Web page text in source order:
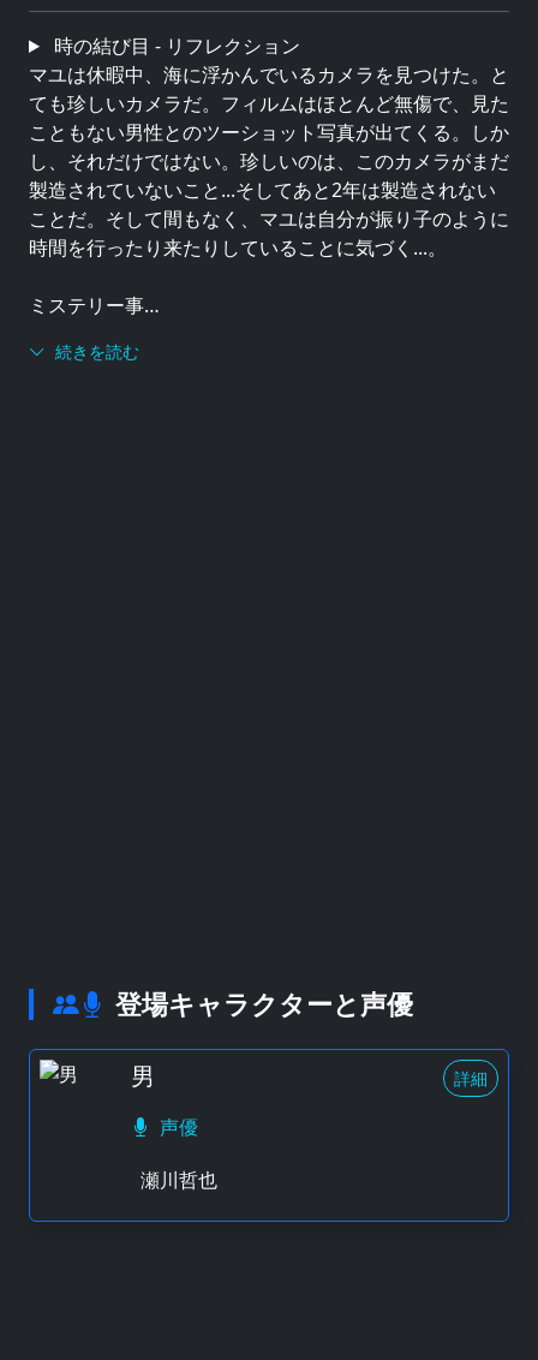
時の結び目 - リフレクション
マユは休暇中、海に浮かんでいるカメラを見つけた。と
ても珍しいカメラだ。フィルムはほとんど無傷で、見た
こともない男性とのツーショット写真が出てくる。しか
し、それだけではない。珍しいのは、このカメラがまだ
製造されていないこと...そしてあと2年は製造されない
ことだ。そして間もなく、マユは自分が振り子のように
時間を行ったり来たりしていることに気づく...。
ミステリー事…
続きを読む
登場キャラクターと声優
男 詳細
声優
瀬川哲也